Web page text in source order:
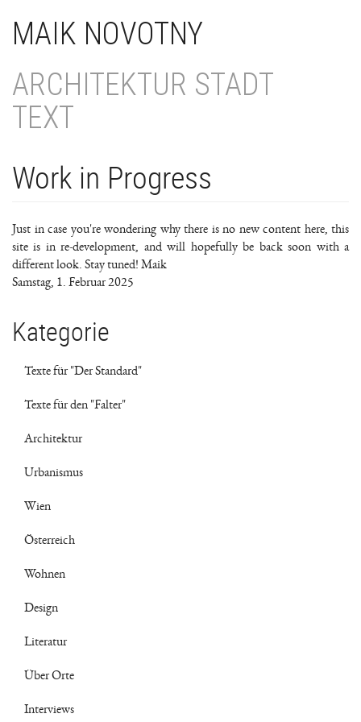
zum
InhaltMAIK NOVOTNY
ARCHITEKTUR STADT
TEXT
Work in Progress
Just in case you're wondering why there is no new content here, this
site is in re-development, and will hopefully be back soon with a
different look. Stay tuned! Maik
Samstag, 1. Februar 2025
Kategorie
Texte für "Der Standard"
Texte für den "Falter"
Architektur
Urbanismus
Wien
Österreich
Wohnen
Design
Literatur
Über Orte
Interviews